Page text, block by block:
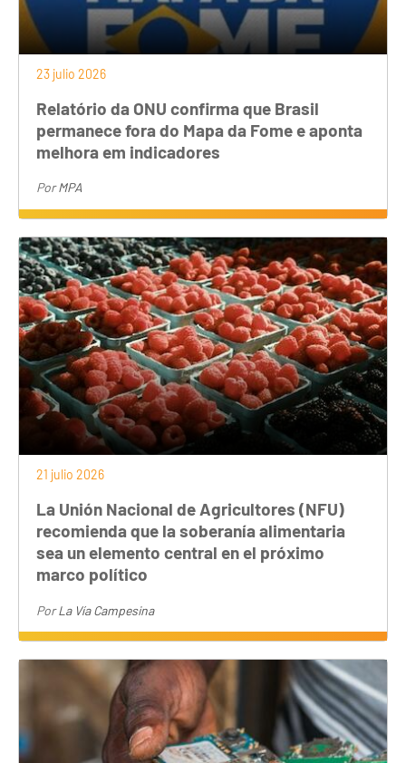
23 julio 2026
Relatório da ONU confirma que Brasil
permanece fora do Mapa da Fome e aponta
melhora em indicadores
PorMPA
21 julio 2026
La Unión Nacional de Agricultores (NFU)
recomienda que la soberanía alimentaria
sea un elemento central en el próximo
marco político
PorLa Vía Campesina